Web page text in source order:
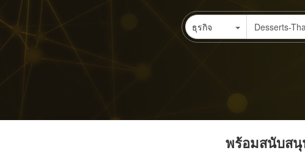
ธุรกิจ
พร้อมสนับสนุ